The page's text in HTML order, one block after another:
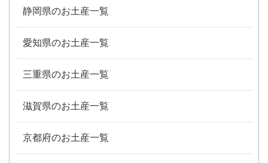
静岡県のお土産一覧
愛知県のお土産一覧
三重県のお土産一覧
滋賀県のお土産一覧
京都府のお土産一覧